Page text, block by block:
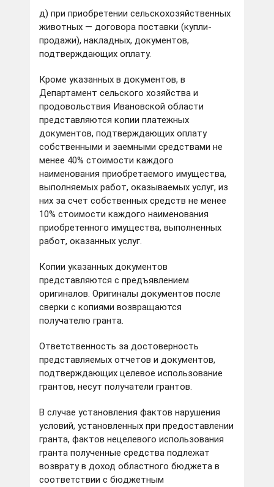
д) при приобретении сельскохозяйственных
животных — договора поставки (купли-
продажи), накладных, документов,
подтверждающих оплату.
Кроме указанных в документов, в
Департамент сельского хозяйства и
продовольствия Ивановской области
представляются копии платежных
документов, подтверждающих оплату
собственными и заемными средствами не
менее 40% стоимости каждого
наименования приобретаемого имущества,
выполняемых работ, оказываемых услуг, из
них за счет собственных средств не менее
10% стоимости каждого наименования
приобретенного имущества, выполненных
работ, оказанных услуг.
Копии указанных документов
представляются с предъявлением
оригиналов. Оригиналы документов после
сверки с копиями возвращаются
получателю гранта.
Ответственность за достоверность
представляемых отчетов и документов,
подтверждающих целевое использование
грантов, несут получатели грантов.
В случае установления фактов нарушения
условий, установленных при предоставлении
гранта, фактов нецелевого использования
гранта полученные средства подлежат
возврату в доход областного бюджета в
соответствии с бюджетным